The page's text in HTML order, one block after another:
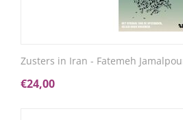
Zusters in Iran - Fatemeh
€24,00